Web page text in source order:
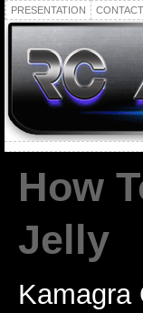
PRESENTATION CONTACT
How
Jelly